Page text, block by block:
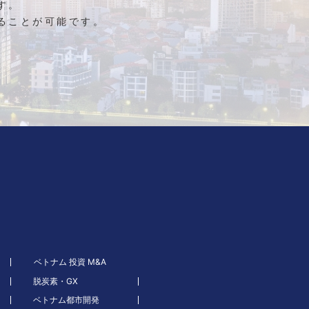
。
とが可能です。
ベトナム 投資 M&A
脱炭素・GX
ベトナム都市開発